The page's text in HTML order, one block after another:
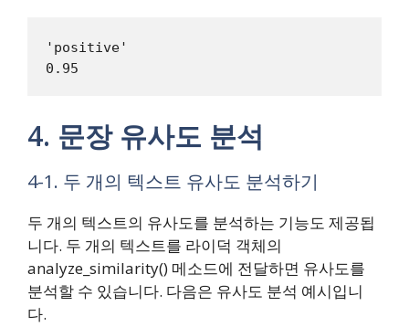
'positive'
4. 문장 유사도 분석
4-1. 두 개의 텍스트 유사도 분석하기
두 개의 텍스트의 유사도를 분석하는 기능도 제공됩
니다. 두 개의 텍스트를 라이덕 객체의
analyze_similarity() 메소드에 전달하면 유사도를
분석할 수 있습니다. 다음은 유사도 분석 예시입니
다.